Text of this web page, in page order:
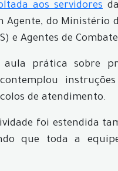
aos servidores
do Ministério
e Agentes de
prática sobre
de atendimento.
foi estendida
que toda a